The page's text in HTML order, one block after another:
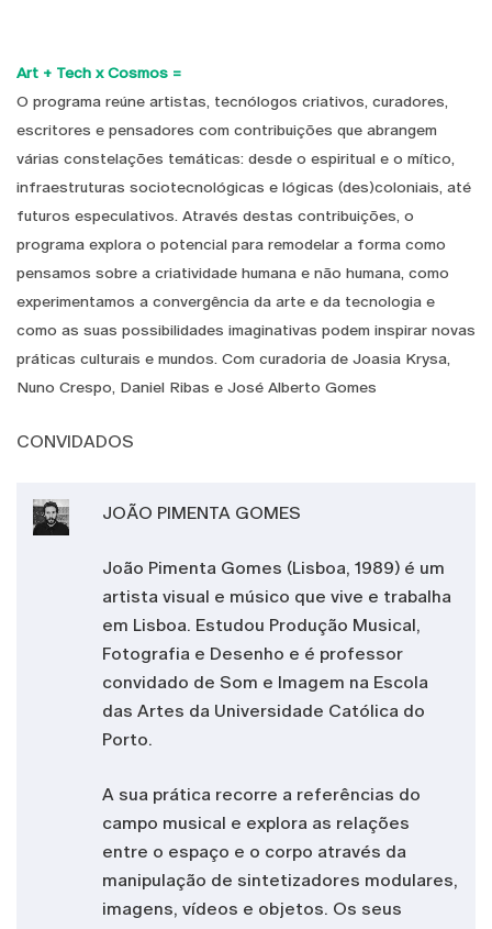
Art + Tech x Cosmos =
O programa reúne artistas, tecnólogos criativos, curadores,
escritores e pensadores com contribuições que abrangem
várias constelações temáticas: desde o espiritual e o mítico,
infraestruturas sociotecnológicas e lógicas (des)coloniais, até
futuros especulativos. Através destas contribuições, o
programa explora o potencial para remodelar a forma como
pensamos sobre a criatividade humana e não humana, como
experimentamos a convergência da arte e da tecnologia e
como as suas possibilidades imaginativas podem inspirar novas
práticas culturais e mundos. Com curadoria de Joasia Krysa,
Nuno Crespo, Daniel Ribas e José Alberto Gomes
CONVIDADOS
JOÃO PIMENTA GOMES
João Pimenta Gomes (Lisboa, 1989) é um
artista visual e músico que vive e trabalha
em Lisboa. Estudou Produção Musical,
Fotografia e Desenho e é professor
convidado de Som e Imagem na Escola
das Artes da Universidade Católica do
Porto.
A sua prática recorre a referências do
campo musical e explora as relações
entre o espaço e o corpo através da
manipulação de sintetizadores modulares,
imagens, vídeos e objetos. Os seus